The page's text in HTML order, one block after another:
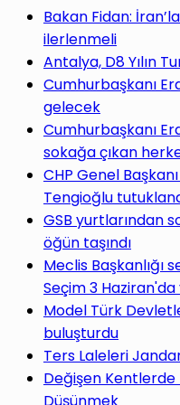
yap
...
Bakan Fidan:
ilerlenmeli
Antalya, D8 Yılın
Cumhurbaşkanı
gelecek
Cumhurbaşkanı
sokağa çıkan
CHP Genel
Tengioğlu
GSB yurtlarından
öğün taşındı
Meclis Başkanlığı
Seçim 3
Model Türk
buluşturdu
Ters Laleleri
Değişen Kentlerde